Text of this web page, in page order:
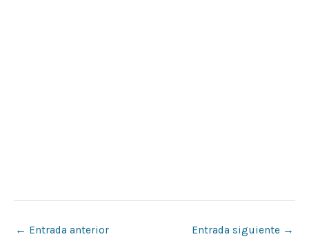
← Entrada anterior Entrada siguiente →